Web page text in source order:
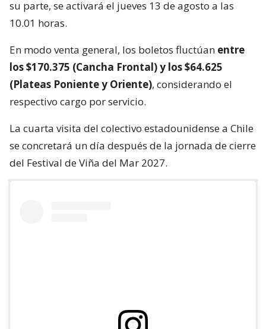
su parte, se activará el jueves 13 de agosto a las
10.01 horas.
En modo venta general, los boletos fluctúan entre
los $170.375 (Cancha Frontal) y los $64.625
(Plateas Poniente y Oriente), considerando el
respectivo cargo por servicio.
La cuarta visita del colectivo estadounidense a Chile
se concretará un día después de la jornada de cierre
del Festival de Viña del Mar 2027.